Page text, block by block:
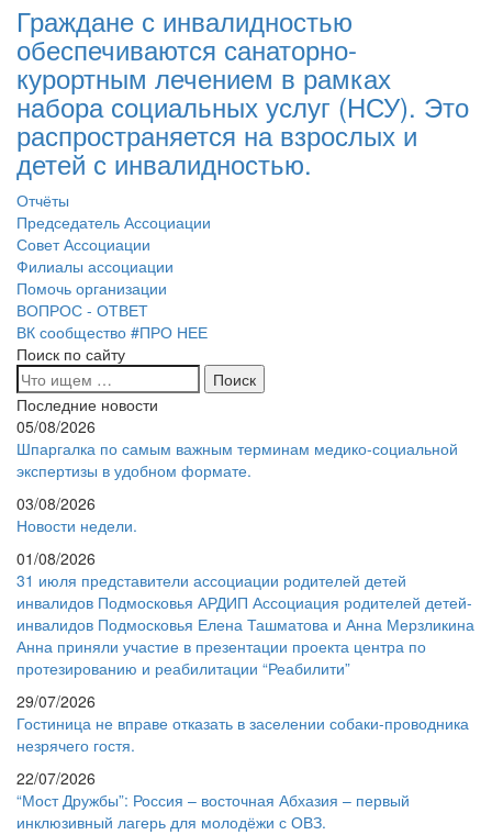
Граждане с инвалидностью
обеспечиваются санаторно-
курортным лечением в рамках
набора социальных услуг (НСУ). Это
распространяется на взрослых и
детей с инвалидностью.
Отчёты
Председатель Ассоциации
Совет Ассоциации
Филиалы ассоциации
Помочь организации
ВОПРОС - ОТВЕТ
ВК сообщество #ПРО НЕЕ
Поиск по сайту
Последние новости
05/08/2026
Шпаргалка по самым важным терминам медико-социальной
экспертизы в удобном формате.
03/08/2026
Новости недели.
01/08/2026
31 июля представители ассоциации родителей детей
инвалидов Подмосковья АРДИП Ассоциация родителей детей-
инвалидов Подмосковья Елена Ташматова и Анна Мерзликина
Анна приняли участие в презентации проекта центра по
протезированию и реабилитации “Реабилити”
29/07/2026
Гостиница не вправе отказать в заселении собаки-проводника
незрячего гостя.
22/07/2026
“Мост Дружбы”: Россия – восточная Абхазия – первый
инклюзивный лагерь для молодёжи с ОВЗ.